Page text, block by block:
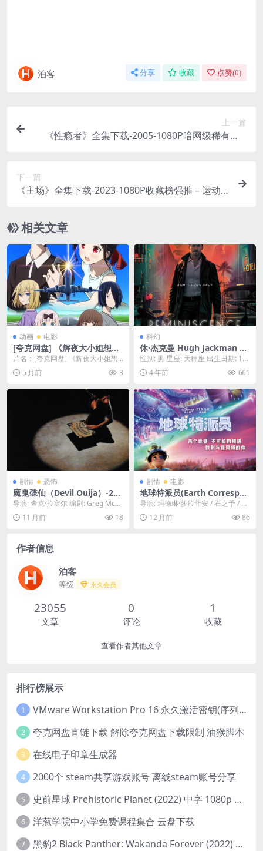
泊客 分享 收藏 点赞(0)
上一篇
《性瘾者》全集下载-2005-1080P暗网级稀有度 –
下一篇
《主场》全集下载-2023-1080P收藏榜强推 – 运动/
相关文章
动画 电影
[夸克网盘] 《辉夜大小姐想让
我告白 通往大人的阶梯》 (20
25) – 日漫 4K
片名：[夸克网盘] 《辉夜大小姐想
让我告白 通往大人的阶梯》 (2025)
&#...5 月前 3
科幻
休·杰克曼 Hugh Jackman 影
视合集
性别: 男 星座: 天秤座 出生日期: 19
68年10月12日 出生地: 澳大利...
4 年前 661
剧情 恐怖
魔鬼碟仙（Devil Ouija）-202
5-恐怖-免费下载 😈当传统的
“碟仙”游戏，意外通灵到了西
方的“魔鬼”时，一场跨越东西
导演: 查克·拉塞尔 编剧: Greg McKa
y / 查克·拉塞尔 / 凯文·...
11 月前 18
剧情 电影
地球特派员(Earth Correspon
dent)-2025-科幻/喜剧-免费下
载 👽一个来自高等文明的外
星人，被派遣到地球观察人类
导演: 玛德琳·莎拉菲安 / 石之予 / 阿
德里安·莫利纳 又名: 埃利奥 / ...
12 月前 86
作者信息
泊客
等级 永久会员
23055
文章
0
评论
1
收藏
查看作者其他文章
排行榜展示
1 VMware Workstation Pro 16 永久激活密钥(序列号)
2 夸克网盘直链下载 解除夸克网盘下载限制 油猴脚本
3 在线电子印章生成器
4 2000个 steam共享游戏账号 离线steam账号分享
5 史前星球 Prehistoric Planet (2022) 中字 1080p 高清 阿里云盘 2022.5.27已更新全集
6 洋葱学院中小学免费课程集合 云盘下载
7 黑豹2 Black Panther: Wakanda Forever (2022) 高清版